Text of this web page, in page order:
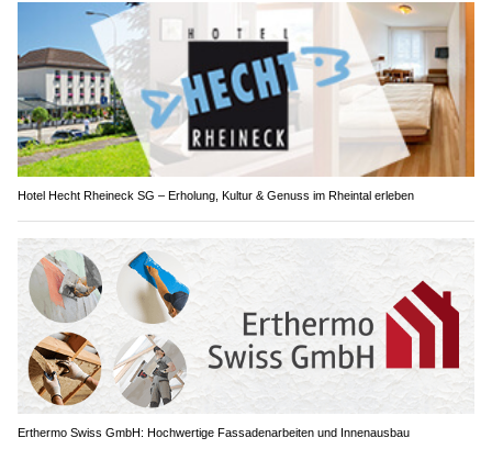
Hotel Hecht Rheineck SG – Erholung, Kultur & Genuss im Rheintal erleben
Erthermo Swiss GmbH: Hochwertige Fassadenarbeiten und Innenausbau